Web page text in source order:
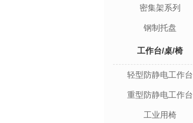
密集架系列
钢制托盘
工作台/桌/椅
轻型防静电工作台
重型防静电工作台
工业用椅